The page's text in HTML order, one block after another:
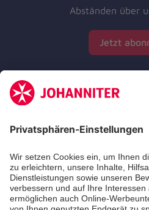
Abständen über
Jetzt
Zertifizierung der
Die Johanniter GmbH führt
des Deutschen